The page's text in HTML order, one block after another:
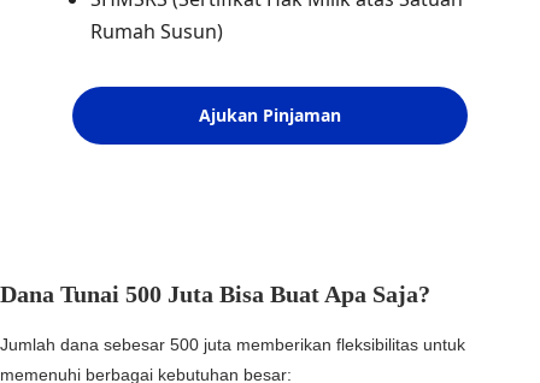
Dana Tunai 500 Juta Bisa Buat Apa Saja?
Jumlah dana sebesar 500 juta memberikan fleksibilitas untuk
memenuhi berbagai kebutuhan besar: